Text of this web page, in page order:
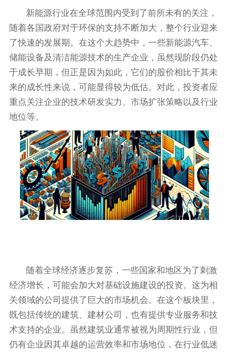
新能源行业在全球范围内受到了前所未有的关注，
随着各国政府对于环保的支持不断加大，整个行业迎来
了快速的发展期。在这个大趋势中，一些新能源汽车、
储能设备及清洁能源技术的生产企业，虽然现阶段仍处
于成长早期，但正是因为如此，它们的股价相比于其未
来的成长性来说，可能显得较为低估。对此，投资者应
重点关注企业的技术研发实力、市场扩张策略以及行业
地位等。
随着全球经济逐步复苏，一些国家和地区为了刺激
经济增长，可能会加大对基础设施建设的投资。这为相
关领域的公司提供了巨大的市场机会。在这个板块里，
既包括传统的建筑、建材公司，也有提供专业服务和技
术支持的企业。虽然建筑业通常被视为周期性行业，但
仍有企业因其卓越的运营效率和市场地位，在行业低迷